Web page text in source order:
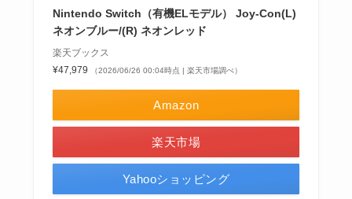
Nintendo Switch（有機ELモデル） Joy-Con(L)
ネオンブルー/(R) ネオンレッド
楽天ブックス
¥47,979
（2026/06/26 00:04時点 | 楽天市場調べ）
Amazon
楽天市場
Yahooショッピング